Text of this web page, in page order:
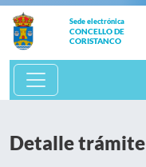
Sede electrónica
CONCELLO DE
CORISTANCO
Detalle trámite